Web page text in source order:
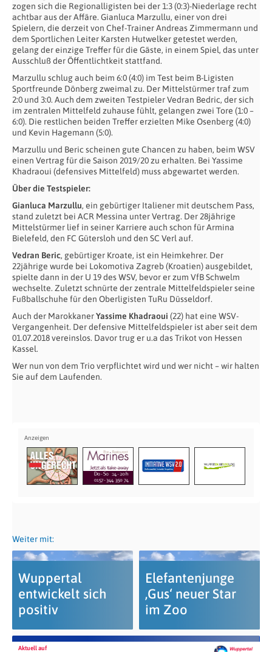
zogen sich die Regionalligisten bei der 1:3 (0:3)-Niederlage recht
achtbar aus der Affäre. Gianluca Marzullu, einer von drei
Spielern, die derzeit von Chef-Trainer Andreas Zimmermann und
dem Sportlichen Leiter Karsten Hutwelker getestet werden,
gelang der einzige Treffer für die Gäste, in einem Spiel, das unter
Ausschluß der Öffentlichtkeit stattfand.
Marzullu schlug auch beim 6:0 (4:0) im Test beim B-Ligisten
Sportfreunde Dönberg zweimal zu. Der Mittelstürmer traf zum
2:0 und 3:0. Auch dem zweiten Testpieler Vedran Bedric, der sich
im zentralen Mittelfeld zuhause fühlt, gelangen zwei Tore (1:0 –
6:0). Die restlichen beiden Treffer erzielten Mike Osenberg (4:0)
und Kevin Hagemann (5:0).
Marzullu und Beric scheinen gute Chancen zu haben, beim WSV
einen Vertrag für die Saison 2019/20 zu erhalten. Bei Yassime
Khadraoui (defensives Mittelfeld) muss abgewartet werden.
Über die Testspieler:
Gianluca Marzullu, ein gebürtiger Italiener mit deutschem Pass,
stand zuletzt bei ACR Messina unter Vertrag. Der 28jährige
Mittelstürmer lief in seiner Karriere auch schon für Armina
Bielefeld, den FC Gütersloh und den SC Verl auf.
Vedran Beric, gebürtiger Kroate, ist ein Heimkehrer. Der
22jährige wurde bei Lokomotiva Zagreb (Kroatien) ausgebildet,
spielte dann in der U 19 des WSV, bevor er zum VfB Schwelm
wechselte. Zuletzt schnürte der zentrale Mittelfeldspieler seine
Fußballschuhe für den Oberligisten TuRu Düsseldorf.
Auch der MarokkanerYassime Khadraoui (22) hat eine WSV-
Vergangenheit. Der defensive Mittelfeldspieler ist aber seit dem
01.07.2018 vereinslos. Davor trug er u.a das Trikot von Hessen
Kassel.
Wer nun von dem Trio verpflichtet wird und wer nicht – wir halten
Sie auf dem Laufenden.
Weiter mit:
Wuppertal
entwickelt sich
positiv
Elefantenjunge
‚Gus‘ neuer Star
im Zoo
Aktuell auf